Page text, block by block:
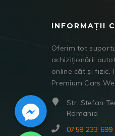
INFORMAȚII
Oferim tot
achiziționării
online cât și fizic,
Premium Cars
Str. Ștefan
Romania
0758 233 699
Facebook Messenger
WhatsApp